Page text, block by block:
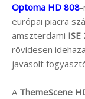
Optoma HD 808
európai piacra
amszterdami ISE
rövidesen
javasolt
A ThemeScene